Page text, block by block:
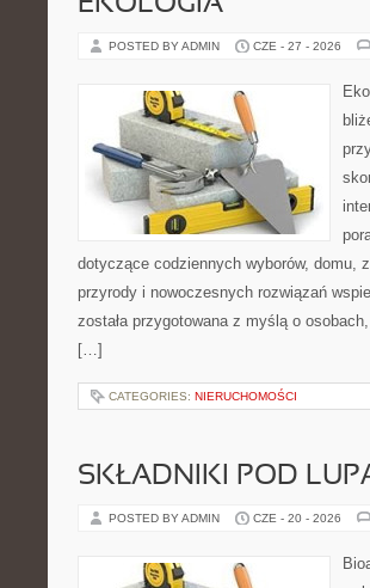
POSTED BY ADMIN CZE - 27 - 2026
dotyczące codziennych wyborów, domu,
przyrody i nowoczesnych rozwiązań
została przygotowana z myślą o
[…]
CATEGORIES: NIERUCHOMOŚCI
SKŁADNIKI POD
POSTED BY ADMIN CZE - 20 - 2026